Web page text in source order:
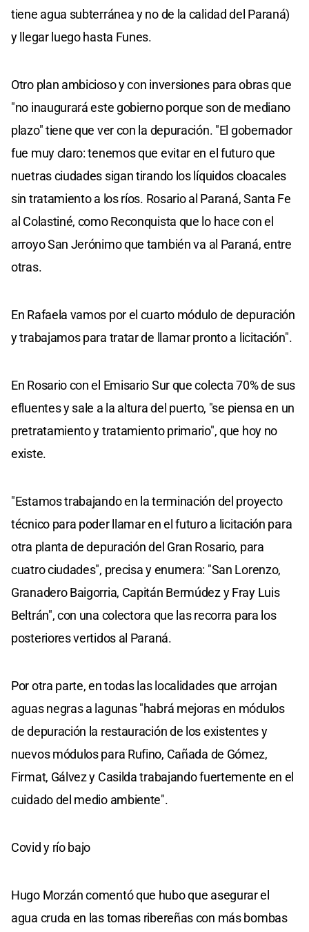
tiene agua subterránea y no de la calidad del Paraná)
y llegar luego hasta Funes.
Otro plan ambicioso y con inversiones para obras que
"no inaugurará este gobierno porque son de mediano
plazo" tiene que ver con la depuración. "El gobernador
fue muy claro: tenemos que evitar en el futuro que
nuetras ciudades sigan tirando los líquidos cloacales
sin tratamiento a los ríos. Rosario al Paraná, Santa Fe
al Colastiné, como Reconquista que lo hace con el
arroyo San Jerónimo que también va al Paraná, entre
otras.
En Rafaela vamos por el cuarto módulo de depuración
y trabajamos para tratar de llamar pronto a licitación".
En Rosario con el Emisario Sur que colecta 70% de sus
efluentes y sale a la altura del puerto, "se piensa en un
pretratamiento y tratamiento primario", que hoy no
existe.
"Estamos trabajando en la terminación del proyecto
técnico para poder llamar en el futuro a licitación para
otra planta de depuración del Gran Rosario, para
cuatro ciudades", precisa y enumera: "San Lorenzo,
Granadero Baigorria, Capitán Bermúdez y Fray Luis
Beltrán", con una colectora que las recorra para los
posteriores vertidos al Paraná.
Por otra parte, en todas las localidades que arrojan
aguas negras a lagunas "habrá mejoras en módulos
de depuración la restauración de los existentes y
nuevos módulos para Rufino, Cañada de Gómez,
Firmat, Gálvez y Casilda trabajando fuertemente en el
cuidado del medio ambiente".
Covid y río bajo
Hugo Morzán comentó que hubo que asegurar el
agua cruda en las tomas ribereñas con más bombas